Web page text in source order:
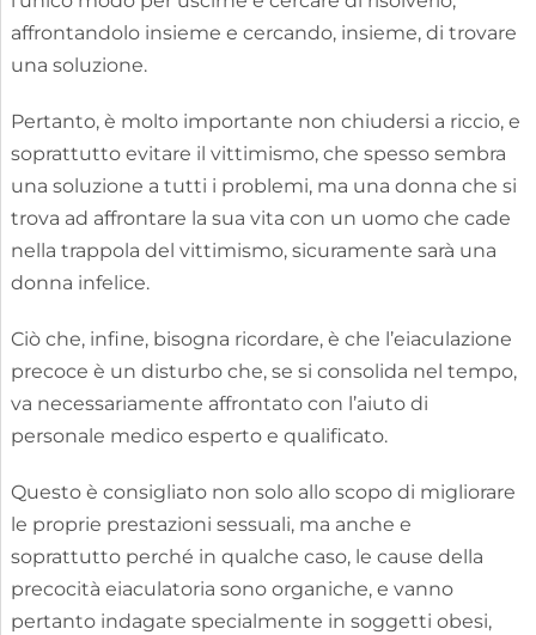
affrontandolo insieme e cercando, insieme, di trovare
una soluzione.
Pertanto, è molto importante non chiudersi a riccio, e
soprattutto evitare il vittimismo, che spesso sembra
una soluzione a tutti i problemi, ma una donna che si
trova ad affrontare la sua vita con un uomo che cade
nella trappola del vittimismo, sicuramente sarà una
donna infelice.
Ciò che, infine, bisogna ricordare, è che l’eiaculazione
precoce è un disturbo che, se si consolida nel tempo,
va necessariamente affrontato con l’aiuto di
personale medico esperto e qualificato.
Questo è consigliato non solo allo scopo di migliorare
le proprie prestazioni sessuali, ma anche e
soprattutto perché in qualche caso, le cause della
precocità eiaculatoria sono organiche, e vanno
pertanto indagate specialmente in soggetti obesi,